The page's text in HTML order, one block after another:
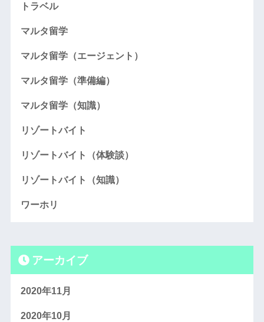
トラベル
マルタ留学
マルタ留学（エージェント）
マルタ留学（準備編）
マルタ留学（知識）
リゾートバイト
リゾートバイト（体験談）
リゾートバイト（知識）
ワーホリ
アーカイブ
2020年11月
2020年10月